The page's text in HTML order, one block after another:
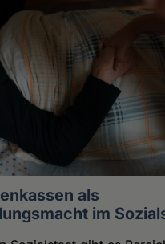
als
im